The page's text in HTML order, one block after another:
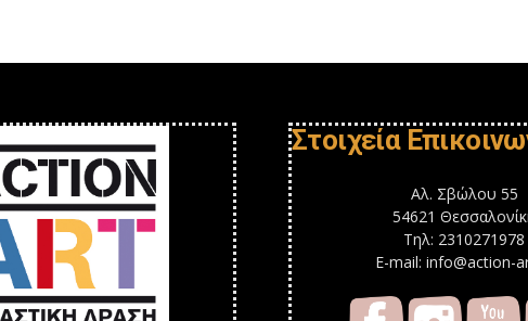
Στοιχεία
Αλ. Σβώλου 55
54621
Τηλ: 2310271978
E-mail: info@action-